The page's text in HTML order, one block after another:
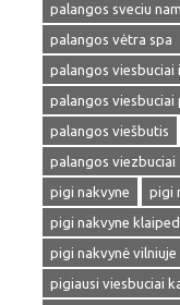
palangos sveciu
palangos vėtra spa
palangos viesbuciai
palangos viesbuciai
palangos viešbutis
palangos viezbuciai
pigi nakvyne
pigi
pigi nakvyne
pigi nakvynė vilniuje
pigiausi viesbuciai